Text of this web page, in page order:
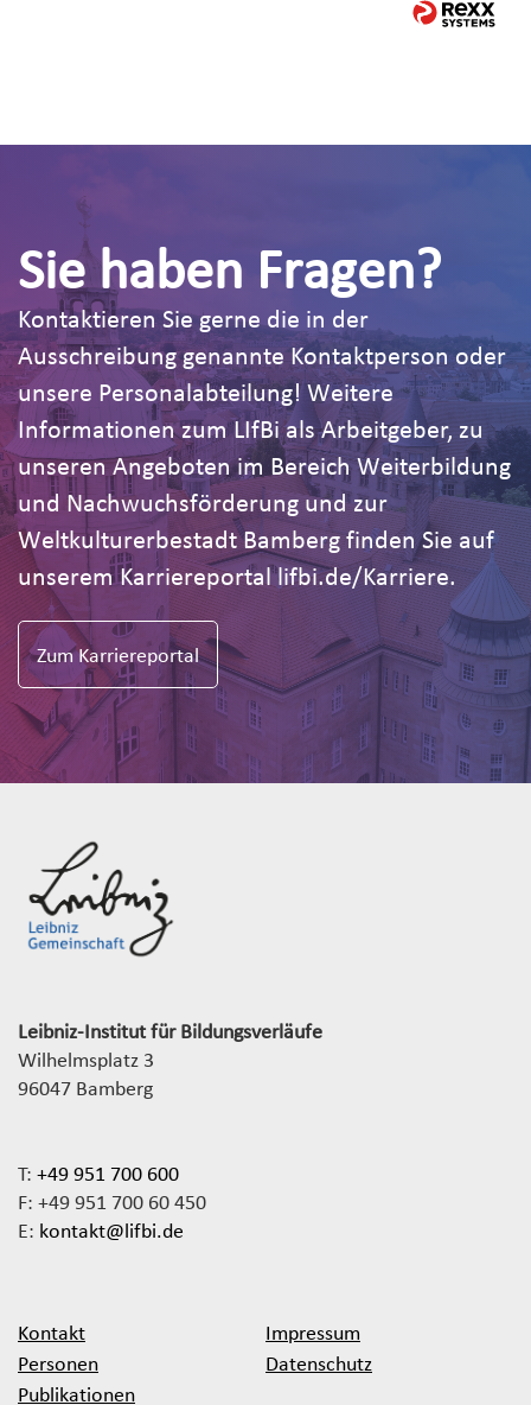
Sie haben Fragen?
Kontaktieren Sie gerne die in der
Ausschreibung genannte Kontaktperson oder
unsere Personalabteilung! Weitere
Informationen zum LIfBi als Arbeitgeber, zu
unseren Angeboten im Bereich Weiterbildung
und Nachwuchsförderung und zur
Weltkulturerbestadt Bamberg finden Sie auf
unserem Karriereportal lifbi.de/Karriere.
Zum Karriereportal
Leibniz-Institut für Bildungsverläufe
Wilhelmsplatz 3
96047 Bamberg
T: +49 951 700 600
F: +49 951 700 60 450
E: kontakt@lifbi.de
Kontakt
Personen
Publikationen
Impressum
Datenschutz